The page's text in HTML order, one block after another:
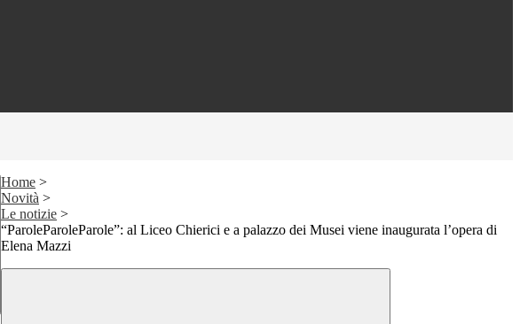
Home >
Novità >
Le notizie >
“ParoleParoleParole”: al Liceo Chierici e a palazzo dei Musei viene inaugurata l’opera di
Elena Mazzi